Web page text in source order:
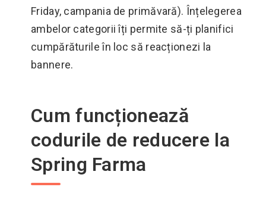
Friday, campania de primăvară). Înțelegerea
ambelor categorii îți permite să-ți planifici
cumpărăturile în loc să reacționezi la
bannere.
Cum funcționează
codurile de reducere la
Spring Farma